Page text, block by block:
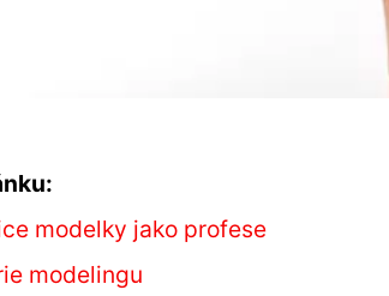
modelky jako profese
modelingu